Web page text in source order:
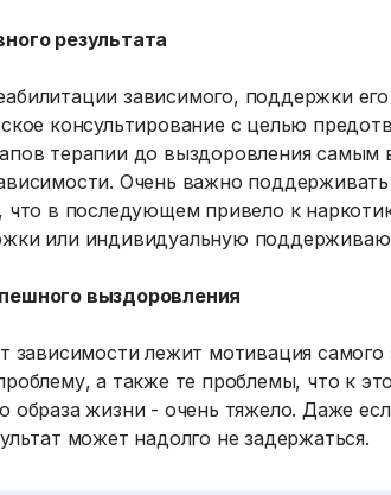
результата
зависимого, поддержки
консультирование с целью
терапии до выздоровления самым
Очень важно
что в последующем привело к
или индивидуальную
выздоровления
зависимости лежит мотивация самого
а также те проблемы, что к
образа жизни - очень тяжело. Даже
может надолго не задержаться.